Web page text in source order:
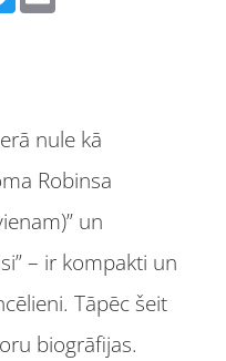
nule kā
Robinsa
un
– ir kompakti un
Tāpēc šeit
biogrāfijas.